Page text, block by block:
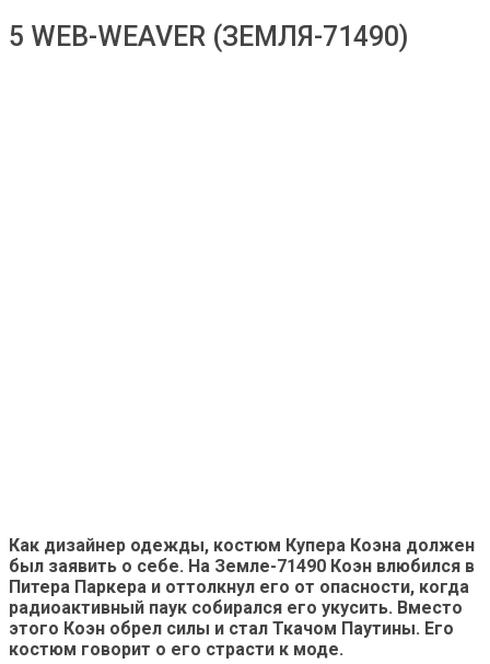
5 WEB-WEAVER (ЗЕМЛЯ-71490)
Как дизайнер одежды, костюм Купера Коэна должен
был заявить о себе. На Земле-71490 Коэн влюбился в
Питера Паркера и оттолкнул его от опасности, когда
радиоактивный паук собирался его укусить. Вместо
этого Коэн обрел силы и стал Ткачом Паутины. Его
костюм говорит о его страсти к моде.